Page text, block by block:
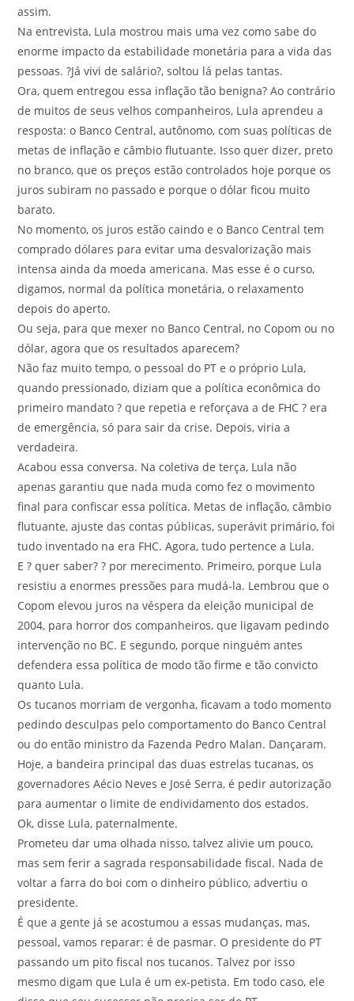
assim.
Na entrevista, Lula mostrou mais uma vez como sabe do
enorme impacto da estabilidade monetária para a vida das
pessoas. ?Já vivi de salário?, soltou lá pelas tantas.
Ora, quem entregou essa inflação tão benigna? Ao contrário
de muitos de seus velhos companheiros, Lula aprendeu a
resposta: o Banco Central, autônomo, com suas políticas de
metas de inflação e câmbio flutuante. Isso quer dizer, preto
no branco, que os preços estão controlados hoje porque os
juros subiram no passado e porque o dólar ficou muito
barato.
No momento, os juros estão caindo e o Banco Central tem
comprado dólares para evitar uma desvalorização mais
intensa ainda da moeda americana. Mas esse é o curso,
digamos, normal da política monetária, o relaxamento
depois do aperto.
Ou seja, para que mexer no Banco Central, no Copom ou no
dólar, agora que os resultados aparecem?
Não faz muito tempo, o pessoal do PT e o próprio Lula,
quando pressionado, diziam que a política econômica do
primeiro mandato ? que repetia e reforçava a de FHC ? era
de emergência, só para sair da crise. Depois, viria a
verdadeira.
Acabou essa conversa. Na coletiva de terça, Lula não
apenas garantiu que nada muda como fez o movimento
final para confiscar essa política. Metas de inflação, câmbio
flutuante, ajuste das contas públicas, superávit primário, foi
tudo inventado na era FHC. Agora, tudo pertence a Lula.
E ? quer saber? ? por merecimento. Primeiro, porque Lula
resistiu a enormes pressões para mudá-la. Lembrou que o
Copom elevou juros na véspera da eleição municipal de
2004, para horror dos companheiros, que ligavam pedindo
intervenção no BC. E segundo, porque ninguém antes
defendera essa política de modo tão firme e tão convicto
quanto Lula.
Os tucanos morriam de vergonha, ficavam a todo momento
pedindo desculpas pelo comportamento do Banco Central
ou do então ministro da Fazenda Pedro Malan. Dançaram.
Hoje, a bandeira principal das duas estrelas tucanas, os
governadores Aécio Neves e José Serra, é pedir autorização
para aumentar o limite de endividamento dos estados.
Ok, disse Lula, paternalmente.
Prometeu dar uma olhada nisso, talvez alivie um pouco,
mas sem ferir a sagrada responsabilidade fiscal. Nada de
voltar a farra do boi com o dinheiro público, advertiu o
presidente.
É que a gente já se acostumou a essas mudanças, mas,
pessoal, vamos reparar: é de pasmar. O presidente do PT
passando um pito fiscal nos tucanos. Talvez por isso
mesmo digam que Lula é um ex-petista. Em todo caso, ele